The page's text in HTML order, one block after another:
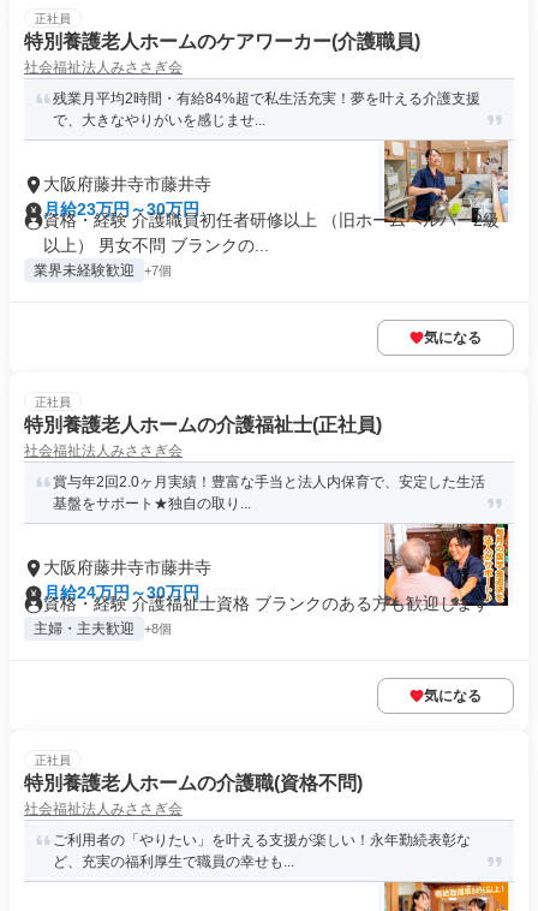
正社員
特別養護老人ホームのケアワーカー(介護職員)
社会福祉法人みささぎ会
残業月平均2時間・有給84%超で私生活充実！夢を叶える介護支援
で、大きなやりがいを感じませ...
大阪府藤井寺市藤井寺
月給23万円～30万円
資格・経験 介護職員初任者研修以上 （旧ホームヘルパー2級
以上） 男女不問 ブランクの...
業界未経験歓迎 +7個
気になる
正社員
特別養護老人ホームの介護福祉士(正社員)
社会福祉法人みささぎ会
賞与年2回2.0ヶ月実績！豊富な手当と法人内保育で、安定した生活
基盤をサポート★独自の取り...
大阪府藤井寺市藤井寺
月給24万円～30万円
資格・経験 介護福祉士資格 ブランクのある方も歓迎します
主婦・主夫歓迎 +8個
気になる
正社員
特別養護老人ホームの介護職(資格不問)
社会福祉法人みささぎ会
ご利用者の「やりたい」を叶える支援が楽しい！永年勤続表彰な
ど、充実の福利厚生で職員の幸せも...